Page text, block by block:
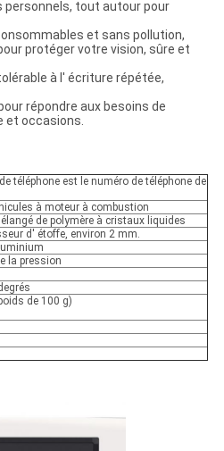
tout autour pour
et sans pollution,
protéger votre vision, sûre et
à l' écriture répétée,
répondre aux besoins de
et occasions.
téléphone est le numéro de téléphone de
à moteur à combustion
de polymère à cristaux liquides
d' étoffe, environ 2 mm.
la pression
de 100 g)